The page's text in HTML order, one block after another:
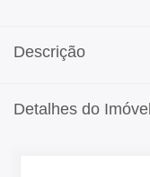
Descrição
Detalhes do Imóvel